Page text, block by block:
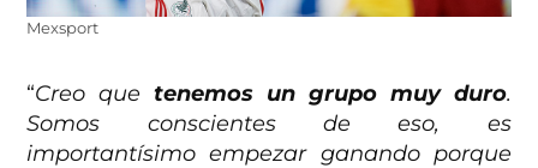
Mexsport
“Creo quetenemos un grupo muy duro.
Somos conscientes de eso, es
importantísimo empezar ganando porque